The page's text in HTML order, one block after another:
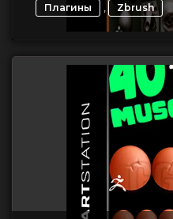
Плагины , Zbrush